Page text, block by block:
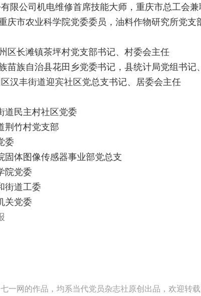
限公司机电维修首席技能大师，重庆市总工会
庆市农业科学院党委委员，油料作物研究所党
区长滩镇茶坪村党支部书记、村委会主任
族自治县花田乡党委书记，县统计局党组书记
汉丰街道迎宾社区党总支书记、居委会主任
道民主村社区党委
荆竹村党支部
委
固体图像传感器事业部党总支
院党委
街道工委
关党委
一网的作品，均系当代党员杂志社原创出品，欢迎转